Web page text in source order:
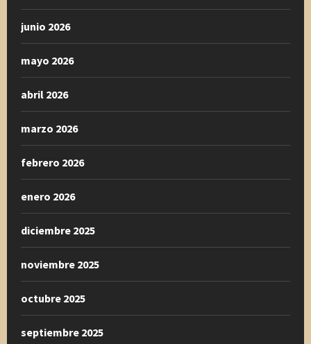
junio 2026
mayo 2026
abril 2026
marzo 2026
febrero 2026
enero 2026
diciembre 2025
noviembre 2025
octubre 2025
septiembre 2025